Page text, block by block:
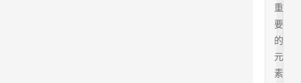
重
要
的
元
素